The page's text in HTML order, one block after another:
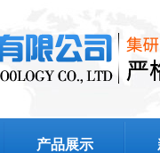
产品展示